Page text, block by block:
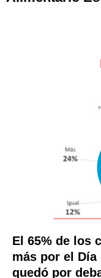
El 65% de los
más por el Día
quedó por